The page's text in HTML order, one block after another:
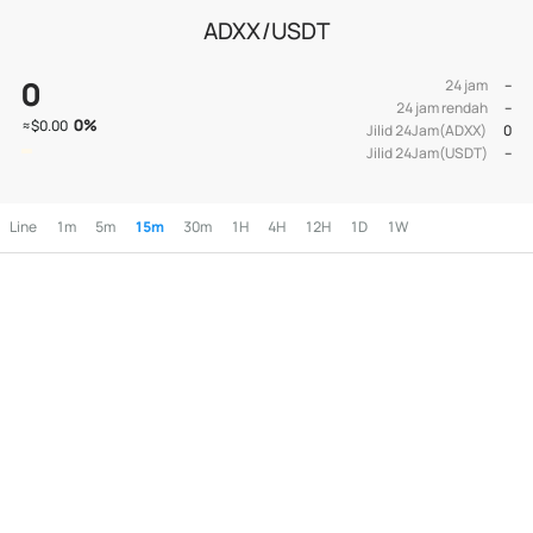
ADXX/USDT
0
≈$0.00 0%
24 jam
--
24 jam rendah
--
Jilid 24Jam(ADXX)
0
Jilid 24Jam(USDT)
--
Line 1m 5m 15m 30m 1H 4H 12H 1D 1W